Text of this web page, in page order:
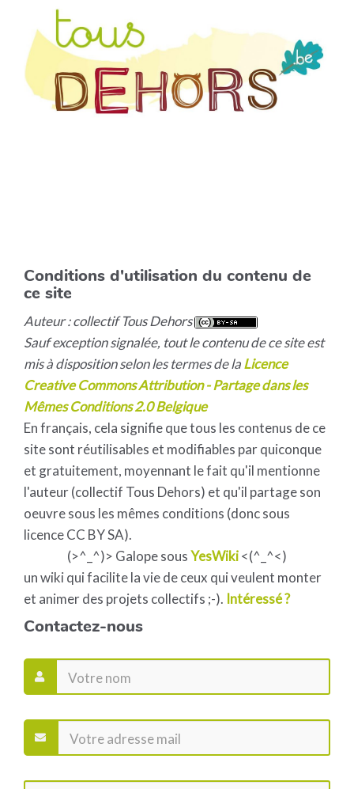
Conditions d'utilisation du contenu de
ce site
Auteur : collectif Tous Dehors
Sauf exception signalée, tout le contenu de ce site est
mis à disposition selon les termes de laLicence
Creative Commons Attribution - Partage dans les
Mêmes Conditions 2.0 Belgique
En français, cela signifie que tous les contenus de ce
site sont réutilisables et modifiables par quiconque
et gratuitement, moyennant le fait qu'il mentionne
l'auteur (collectif Tous Dehors) et qu'il partage son
oeuvre sous les mêmes conditions (donc sous
licence CC BY SA).
(>^_^)> Galope sousYesWiki<(^_^<)
un wiki qui facilite la vie de ceux qui veulent monter
et animer des projets collectifs ;-). Intéressé ?
Contactez-nous